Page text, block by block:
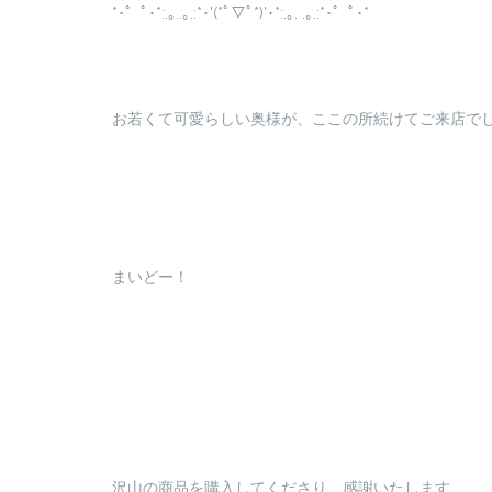
*･゜ﾟ･*:.｡..｡.:*･'(*ﾟ▽ﾟ*)’･*:.｡. .｡.:*･゜ﾟ･*
お若くて可愛らしい奥様が、ここの所続けてご来店で
まいどー！
沢山の商品を購入してくださり、感謝いたします